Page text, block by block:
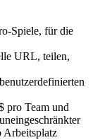
Spiele, für die
URL, teilen,
pro Team und
Arbeitsplatz